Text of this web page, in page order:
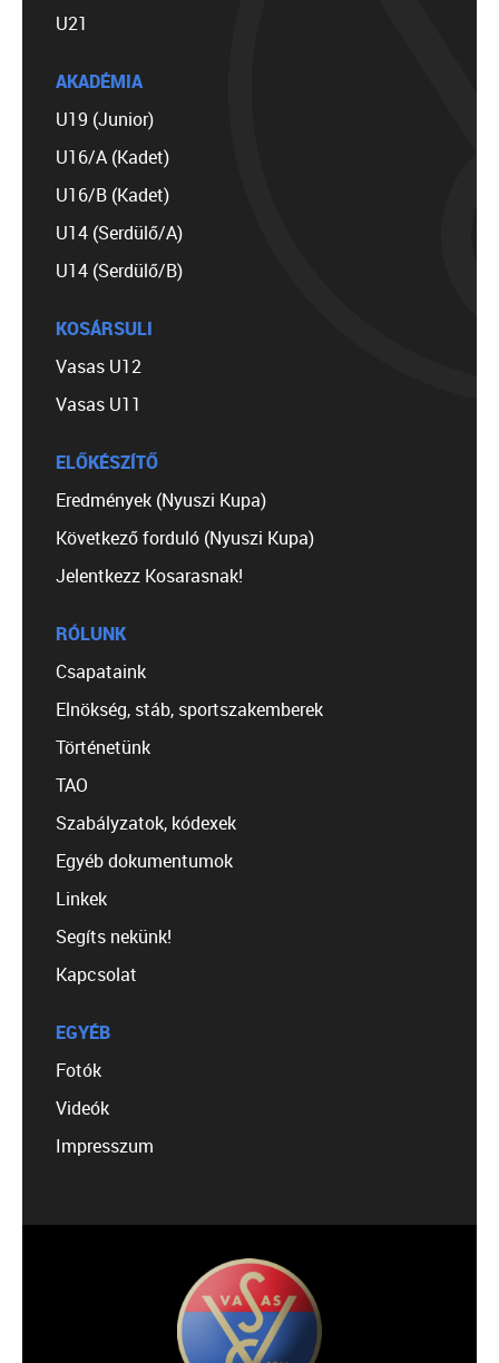
U21
AKADÉMIA
U19 (Junior)
U16/A (Kadet)
U16/B (Kadet)
U14 (Serdülő/A)
U14 (Serdülő/B)
KOSÁRSULI
Vasas U12
Vasas U11
ELŐKÉSZÍTŐ
Eredmények (Nyuszi Kupa)
Következő forduló (Nyuszi Kupa)
Jelentkezz Kosarasnak!
RÓLUNK
Csapataink
Elnökség, stáb, sportszakemberek
Történetünk
TAO
Szabályzatok, kódexek
Egyéb dokumentumok
Linkek
Segíts nekünk!
Kapcsolat
EGYÉB
Fotók
Videók
Impresszum